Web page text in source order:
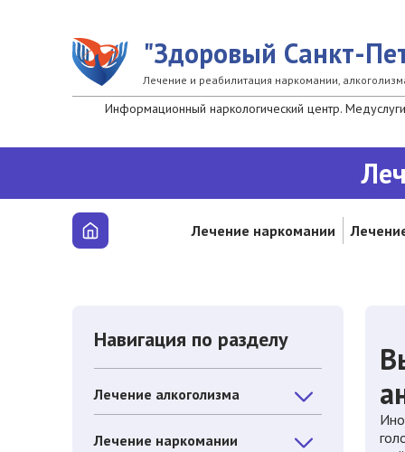
"Здоровый Санкт-
Лечение и реабилитация наркомании,
Информационный наркологический центр.
Лечение наркомании
Навигация по разделу
Лечение алкоголизма
Лечение наркомании